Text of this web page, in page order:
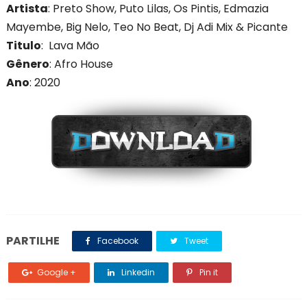
Artista: Preto Show, Puto Lilas, Os Pintis, Edmazia
Mayembe, Big Nelo, Teo No Beat, Dj Adi Mix & Picante
Titulo: Lava Mão
Gênero: Afro House
Ano: 2020
PARTILHE Facebook Tweet
Google + Linkedin Pin it